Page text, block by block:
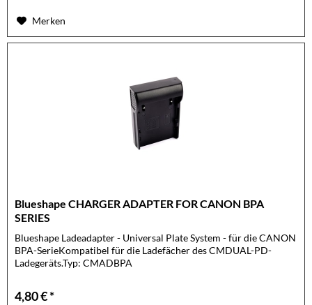
Merken
Blueshape CHARGER ADAPTER FOR CANON BPA
SERIES
Blueshape Ladeadapter - Universal Plate System - für die CANON
BPA-SerieKompatibel für die Ladefächer des CMDUAL-PD-
Ladegeräts.Typ: CMADBPA
4,80 € *